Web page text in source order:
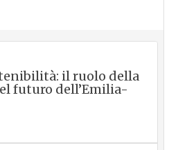
il ruolo della
futuro dell’Emilia-